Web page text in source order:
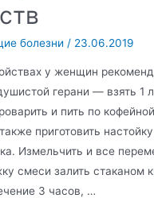
болезни / 23.06.2019
у женщин
герани — взять 1
и пить по
приготовить
Измельчить и все
смеси залить стаканом
3 часов, …